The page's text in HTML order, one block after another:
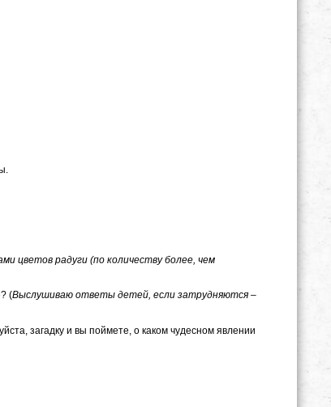
цветов радуги (по количеству более, чем
(Выслушиваю ответы детей, если затрудняются –
загадку и вы поймете, о каком чудесном явлении